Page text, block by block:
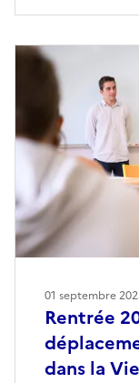
Rentrée
dans la
01 septembre